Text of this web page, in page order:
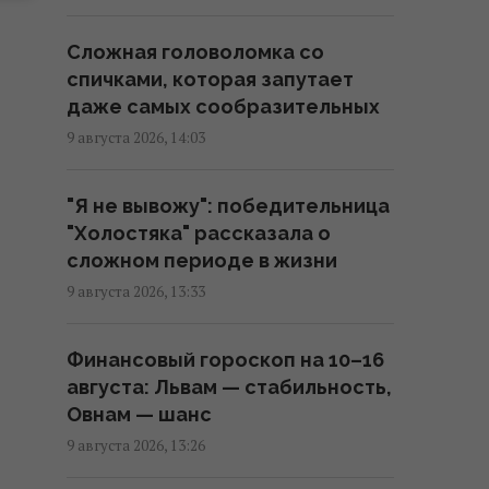
крейсер
13:57 воскресенье, 09 августа 2026
украинский отряд "глубоких
ударов" по РФ
13:55 воскресенье, 09 августа 2026
розетки в квартире может
привести к серьезным
проблемам, - электрик
13:48 воскресенье, 09 августа 2026
Сложная головоломка со
спичками, которая запутает
даже самых сообразительных
9 августа 2026, 14:03
"Я не вывожу": победительница
"Холостяка" рассказала о
сложном периоде в жизни
9 августа 2026, 13:33
Финансовый гороскоп на 10–16
августа: Львам — стабильность,
Овнам — шанс
9 августа 2026, 13:26